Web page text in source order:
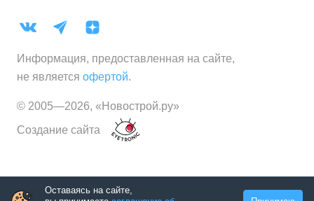
Информация, предоставленная на сайте,
не является офертой.
© 2005—2026, «Новострой.ру»
Создание сайта
Оставаясь на сайте,